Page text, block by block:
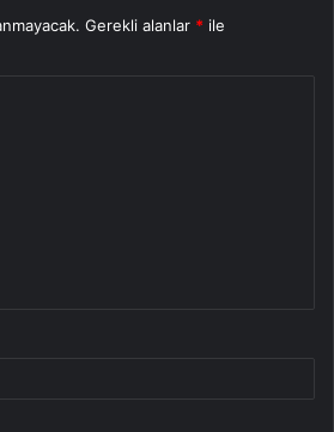
Gerekli alanlar * ile